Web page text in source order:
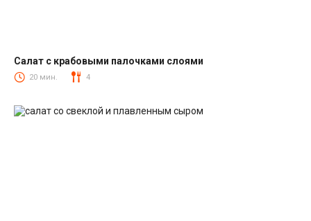
Салаты с крабовыми палочками
Салат с крабовыми палочками слоями
20 мин. 4